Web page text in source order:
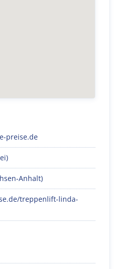
preise.de
Anhalt)
treppenlift-linda-